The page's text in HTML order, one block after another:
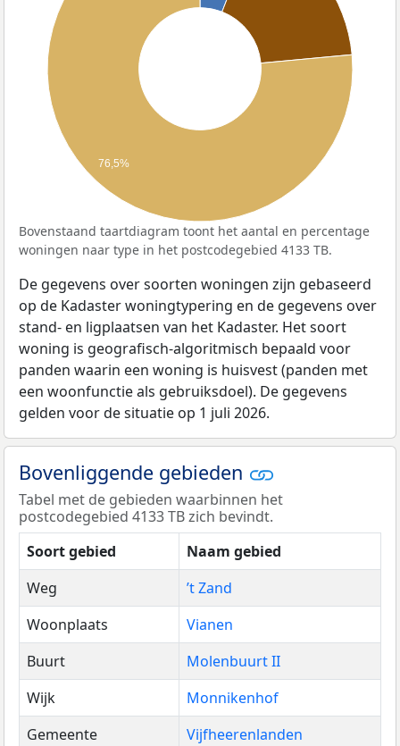
76,5%
Bovenstaand taartdiagram toont het aantal en percentage
woningen naar type in het postcodegebied 4133 TB.
De gegevens over soorten woningen zijn gebaseerd
op de Kadaster woningtypering en de gegevens over
stand- en ligplaatsen van het Kadaster. Het soort
woning is geografisch-algoritmisch bepaald voor
panden waarin een woning is huisvest (panden met
een woonfunctie als gebruiksdoel). De gegevens
gelden voor de situatie op 1 juli 2026.
Bovenliggende gebieden
Tabel met de gebieden waarbinnen het
postcodegebied 4133 TB zich bevindt.
Soort gebied
Naam gebied
Weg
’t Zand
Woonplaats
Vianen
Buurt
Molenbuurt II
Wijk
Monnikenhof
Gemeente
Vijfheerenlanden